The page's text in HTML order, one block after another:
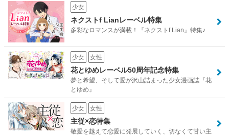
少女
ネクストf Lianレーベル特集
多彩なロマンスが満載！『ネクストf Lian』特集♪
少女 女性
花とゆめレーベル50周年記念特集
夢と希望、そして愛が沢山詰まった少女漫画誌『花
とゆめ』
少女 女性
主従×恋特集
敬愛を越えて恋愛に発展していく、切なくて甘い主